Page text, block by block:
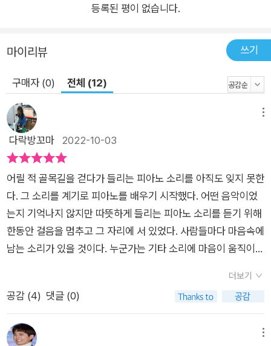
리를 잘 돌볼 수 있을까요? 직, 박, 구리와 함께 생명의 소중함을
요. 처음엔 겁이 나서 목소리도 안 나왔지만, 용기를 내서 엄마가
싸 준 반찬을 던져가며 변태를 잡았지요! 성미는 뿌듯해하며 학교
에 가요. 그런데 학교에는 성미에 관한 이상한 소문이 퍼져 있었
어요. 성미의 이야기를 읽으며 피해자의 마음을 짐작해 보세요.
그리고 연대의 힘에 관해서도 생각해 보아요.
등록된 평이 없습니다.
마이리뷰 쓰기
구매자 (0) 전체 (12)
다락방꼬마 2022-10-03
어릴 적 골목길을 걷다가 들리는 피아노 소리를 아직도 잊지 못한
다. 그 소리를 계기로 피아노를 배우기 시작했다. 어떤 음악이었
는지 기억나지 않지만 따뜻하게 들리는 피아노 소리를 듣기 위해
한동안 걸음을 멈추고 그 자리에 서 있었다. 사람들마다 마음속에
남는 소리가 있을 것이다. 누군가는 기타 소리에 마음이 움직이고
마음을 따뜻하게 만들어준다. 표지를 보면 경쾌한 음악이 들리는
듯 하다. 고양이, 아이, 할머니 모두 즐거운 표정이다. 어떤 소리
가 음악이 들리는지 책을 보는 사람마다 다를 수 있다. 하지만, 대
부분 사람이 미소 지으며 표지를 보게 되지 않을까. <고양이 행
더보기
공감 (4) 댓글 (0)